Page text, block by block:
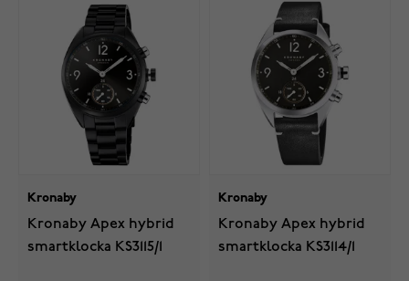
Kronaby
Kronaby Apex hybrid
smartklocka KS3115/1
Kronaby
Kronaby Apex hybrid
smartklocka KS3114/1